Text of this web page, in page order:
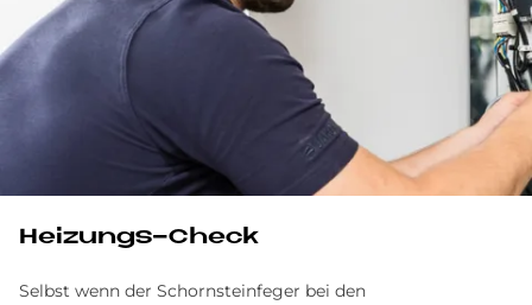
Heizungs-Check
Selbst wenn der Schornsteinfeger bei den